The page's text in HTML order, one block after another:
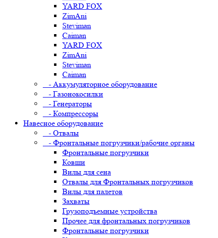
YARD FOX
ZimAni
Steviman
Caiman
YARD FOX
ZimAni
Steviman
Caiman
- Аккумуляторное оборудование
- Газонокосилки
- Генераторы
- Компрессоры
Навесное оборудование
- Отвалы
- Фронтальные погрузчики/рабочие органы
Фронтальные погрузчики
Ковши
Вилы для сена
Отвалы для Фронтальных погрузчиков
Вилы для палетов
Захваты
Грузоподъемные устройства
Прочее для фронтальных погрузчиков
Фронтальные погрузчики